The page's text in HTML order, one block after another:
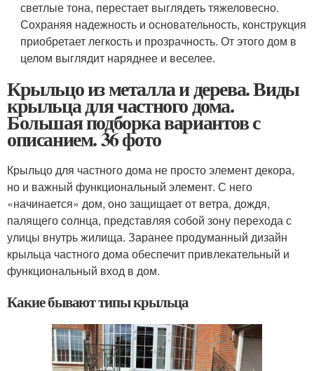
светлые тона, перестает выглядеть тяжеловесно.
Сохраняя надежность и основательность, конструкция
приобретает легкость и прозрачность. От этого дом в
целом выглядит наряднее и веселее.
Крыльцо из металла и дерева. Виды
крыльца для частного дома.
Большая подборка вариантов с
описанием. 36 фото
Крыльцо для частного дома не просто элемент декора,
но и важный функциональный элемент. С него
«начинается» дом, оно защищает от ветра, дождя,
палящего солнца, представляя собой зону перехода с
улицы внутрь жилища. Заранее продуманный дизайн
крыльца частного дома обеспечит привлекательный и
функциональный вход в дом.
Какие бывают типы крыльца